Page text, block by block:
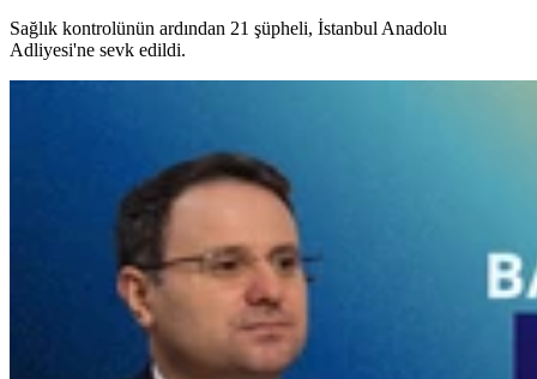
Sağlık kontrolünün ardından 21 şüpheli, İstanbul Anadolu
Adliyesi'ne sevk edildi.